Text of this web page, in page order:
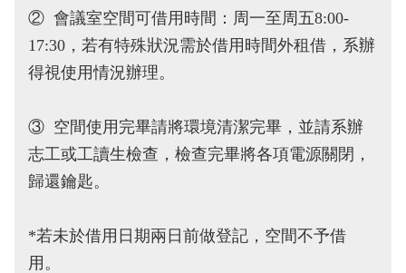
② 會議室空間可借用時間：周一至周五8:00-
17:30，若有特殊狀況需於借用時間外租借，系辦
得視使用情況辦理。
③ 空間使用完畢請將環境清潔完畢，並請系辦
志工或工讀生檢查，檢查完畢將各項電源關閉，
歸還鑰匙。
*若未於借用日期兩日前做登記，空間不予借
用。